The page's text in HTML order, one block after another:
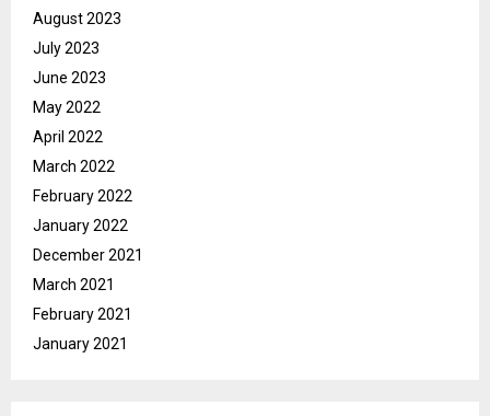
August 2023
July 2023
June 2023
May 2022
April 2022
March 2022
February 2022
January 2022
December 2021
March 2021
February 2021
January 2021